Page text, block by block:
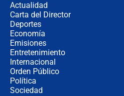
Actualidad
Carta del Director
Deportes
Economía
Emisiones
Entretenimiento
Internacional
Orden Público
Política
Sociedad